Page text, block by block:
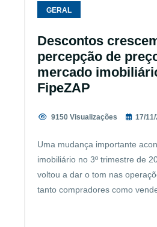
GERAL
Descontos
percepção de
mercado
FipeZAP
9150 Visualizações 17/
Uma mudança importante
imobiliário no 3º trimestre de
voltou a dar o tom nas
tanto compradores como